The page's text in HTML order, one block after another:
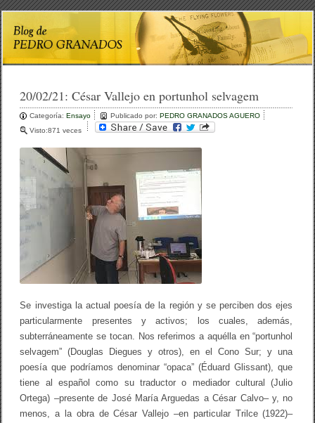
20/02/21:César Vallejo en portunhol selvagem
Categoría:Ensayo Publicado por:PEDRO GRANADOS AGUERO
Visto:871 veces
Se investiga la actual poesía de la región y se perciben dos ejes
particularmente presentes y activos; los cuales, además,
subterráneamente se tocan. Nos referimos a aquélla en “portunhol
selvagem” (Douglas Diegues y otros), en el Cono Sur; y una
poesía que podríamos denominar “opaca” (Éduard Glissant), que
tiene al español como su traductor o mediador cultural (Julio
Ortega) –presente de José María Arguedas a César Calvo– y, no
menos, a la obra de César Vallejo –en particular Trilce (1922)–